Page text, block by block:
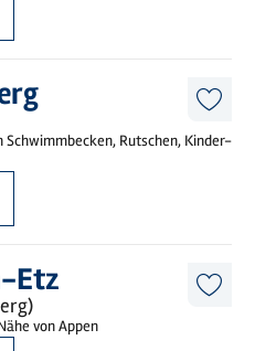
Rutschen, Kinder-
Etz
von Appen